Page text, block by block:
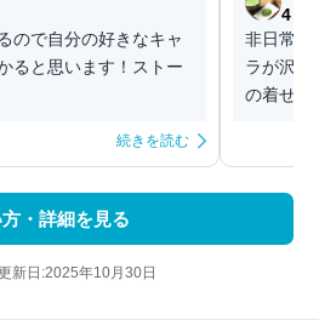
ので自分の好きなキャ
ると思います！ストー
続きを読む
4
非日常を
ラが沢山
の着せ替
・詳細を見る
新日:2025年10月30日